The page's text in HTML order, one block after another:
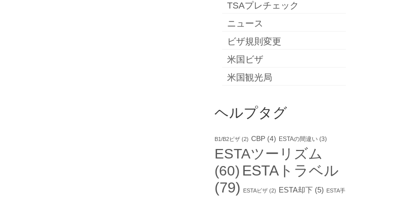
TSAプレチェック
ニュース
ビザ規則変更
米国ビザ
米国観光局
ヘルプタグ
B1/B2ビザ(2) CBP(4) ESTAの間違い(3)
ESTAツーリズム
(60) ESTAトラベル
(79)
ESTAビザ(2) ESTA却下(5) ESTA手